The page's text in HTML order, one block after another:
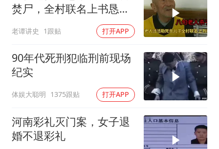
视频丨森林温泉、油菜花海、丹崖碧水……解锁各地夏日限定体验
四川宜宾地震网友称睡觉被摇醒
夯实基础开新局
焚尸，全村联名上书恳求
轻判，得知缘由警察心疼
落泪
老谭讲史 1跟贴 打开APP
90年代死刑犯临刑前现场
纪实
体娱大聪明 1375跟贴 打开APP
河南彩礼灭门案，女子退
婚不退彩礼